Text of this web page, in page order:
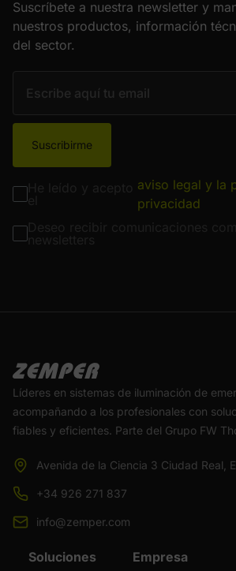
Suscríbete a nuestra newsletter y
nuestros productos, información
del sector.
Suscribirme
aviso legal y la
privacidad
Líderes en sistemas de iluminación de
acompañando a los profesionales con
fiables y eficientes. Parte del Grupo FW
Avenida de la Ciencia 3 Ciudad Real,
+34 926 271 837
info@zemper.com
Soluciones Empresa